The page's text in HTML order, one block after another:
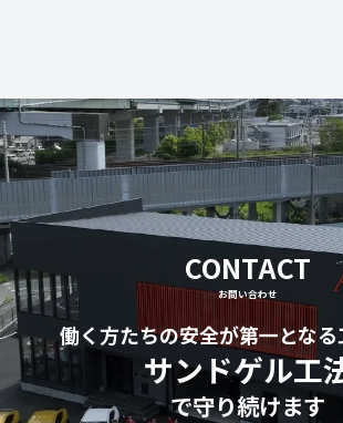
CONTACT
お問い合わせ
働く方たちの安全が第一とな
サンドゲル工
で守り続けます